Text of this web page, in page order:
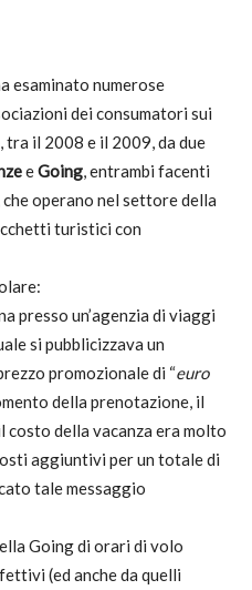
esaminato numerose
dei consumatori sui
il 2008 e il 2009, da due
eGoing, entrambi facenti
che operano nel settore della
turistici con
presso un’agenzia di viaggi
si pubblicizzava un
promozionale di “euro
della prenotazione, il
costo della vacanza era molto
aggiuntivi per un totale di
tale messaggio
Going di orari di volo
(ed anche da quelli